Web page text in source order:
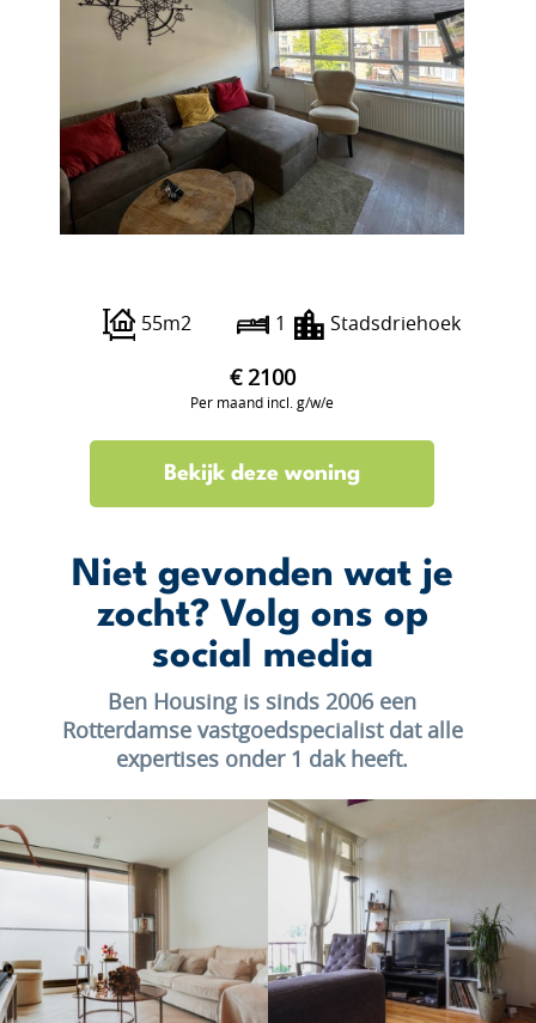
55m2 1 Stadsdriehoek
€ 2100
Per maand incl. g/w/e
Bekijk deze woning
Niet gevonden wat je
zocht? Volg ons op
social media
Ben Housing is sinds 2006 een
Rotterdamse vastgoedspecialist dat alle
expertises onder 1 dak heeft.